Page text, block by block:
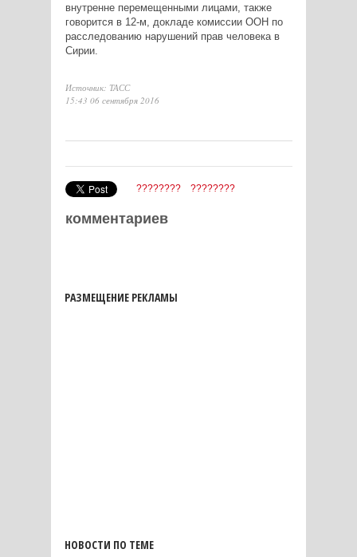
внутренне перемещенными лицами, также
говорится в 12-м, докладе комиссии ООН по
расследованию нарушений прав человека в
Сирии.
Источник: ТАСС
15:43 06 сентября 2016
???????? ????????
комментариев
РАЗМЕЩЕНИЕ РЕКЛАМЫ
НОВОСТИ ПО ТЕМЕ